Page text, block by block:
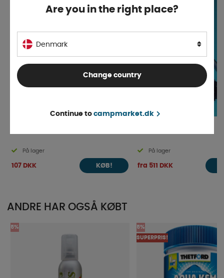
På lager
107 DKK KØB!
På lager
fra 511 DKK
ANDRE HAR OGSÅ KØBT
5%
5%
SUPERPRIS!
Are you in the right place?
Denmark
Change country
Continue to campmarket.dk